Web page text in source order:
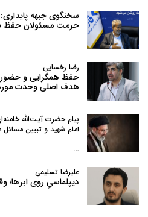
سخنگوی جبهه پایداری:
حرمت مسئولان حفظ
رضا رخسایی:
حفظ همگرایی و حضور
هدف اصلی وحدت مورد
پیام حضرت آیت‌الله
امام شهید و تبیین مسائل
…
علیرضا تسلیمی:
دیپلماسیِ روی ابرها؛